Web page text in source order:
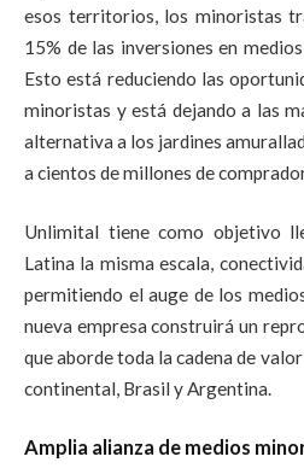
esos territorios, los minoristas
15% de las inversiones en
Esto está reduciendo las
minoristas y está dejando a las
alternativa a los jardines
a cientos de millones de
Unlimital tiene como objetivo
Latina la misma escala,
permitiendo el auge de los
nueva empresa construirá un
que aborde toda la cadena de
continental, Brasil y Argentina.
Amplia alianza de medios